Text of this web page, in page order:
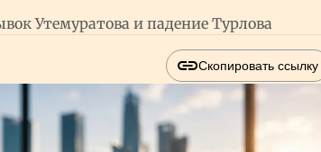
Утемуратова и падение Турлова
Скопировать ссылку